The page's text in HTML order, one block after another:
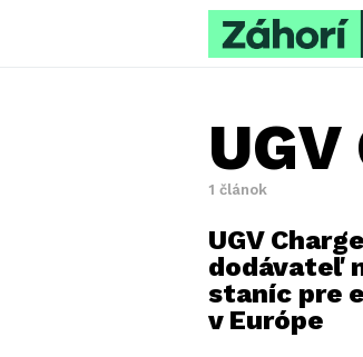
1 článok
UGV
dodávateľ
staníc pre
v Európe